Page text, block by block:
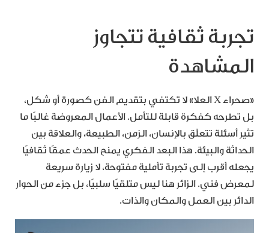
تجربة ثقافية تتجاوز
المشاهدة
«صحراء X العلا» لا تكتفي بتقديم الفن كصورة أو شكل،
بل تطرحه كفكرة قابلة للتأمل. الأعمال المعروضة غالبًا ما
تثير أسئلة تتعلّق بالإنسان، الزمن، الطبيعة، والعلاقة بين
الحداثة والبيئة. هذا البعد الفكري يمنح الحدث عمقًا ثقافيًا
يجعله أقرب إلى تجربة تأملية مفتوحة، لا زيارة سريعة
لمعرض فني. الزائر هنا ليس متلقيًا سلبيًا، بل جزء من الحوار
الدائر بين العمل والمكان والذات.